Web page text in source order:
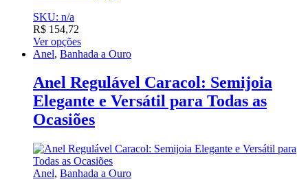
SKU: n/a
R$ 154,72
Ver opções
Anel, Banhada a Ouro
Anel Regulável Caracol: Semijoia
Elegante e Versátil para Todas as
Ocasiões
Anel, Banhada a Ouro